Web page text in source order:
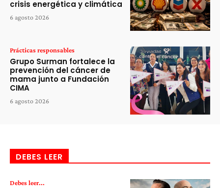
crisis energética y climática
6 agosto 2026
Prácticas responsables
Grupo Surman fortalece la
prevención del cáncer de
mama junto a Fundación
CIMA
6 agosto 2026
DEBES LEER
Debes leer...